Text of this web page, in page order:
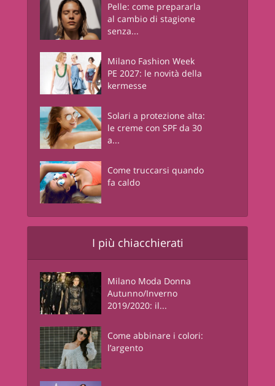
Pelle: come prepararla
al cambio di stagione
senza...
Milano Fashion Week
PE 2027: le novità della
kermesse
Solari a protezione alta:
le creme con SPF da 30
a...
Come truccarsi quando
fa caldo
I più chiacchierati
Milano Moda Donna
Autunno/Inverno
2019/2020: il...
Come abbinare i colori:
l’argento